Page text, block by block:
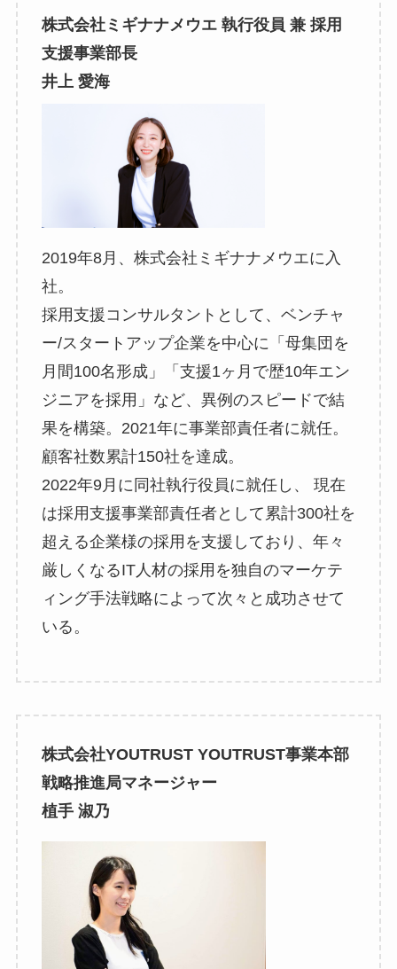
株式会社ミギナナメウエ 執行役員 兼 採用
支援事業部長
井上 愛海
2019年8月、株式会社ミギナナメウエに入
社。
採用支援コンサルタントとして、ベンチャ
ー/スタートアップ企業を中心に「母集団を
月間100名形成」「支援1ヶ月で歴10年エン
ジニアを採用」など、異例のスピードで結
果を構築。2021年に事業部責任者に就任。
顧客社数累計150社を達成。
2022年9月に同社執行役員に就任し、 現在
は採用支援事業部責任者として累計300社を
超える企業様の採用を支援しており、年々
厳しくなるIT人材の採用を独自のマーケテ
ィング手法戦略によって次々と成功させて
いる。
株式会社YOUTRUST YOUTRUST事業本部
戦略推進局マネージャー
植手 淑乃